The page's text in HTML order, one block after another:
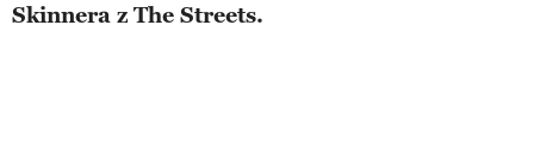
Skinnera z The Streets.